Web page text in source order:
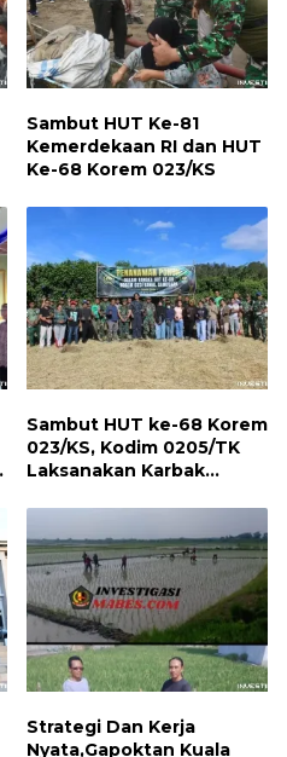
Sambut HUT Ke-81
Kemerdekaan RI dan HUT
Ke-68 Korem 023/KS
Sambut HUT ke-68 Korem
023/KS, Kodim 0205/TK
Laksanakan Karbak
Strategi Dan Kerja
Nyata,Gapoktan Kuala